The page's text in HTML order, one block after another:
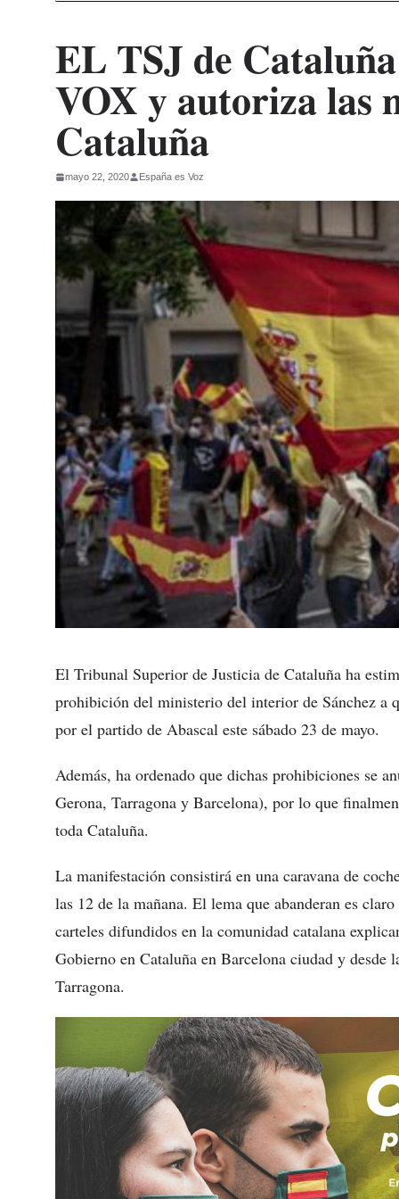
EL TSJ de
VOX y autoriza las
Cataluña
mayo 22, 2020 España es Voz
El Tribunal Superior de Justicia de Cataluña ha
prohibición del ministerio del interior de Sánchez a
por el partido de Abascal este sábado 23 de mayo.
Además, ha ordenado que dichas prohibiciones se
Gerona, Tarragona y Barcelona), por lo que
toda Cataluña.
La manifestación consistirá en una caravana de
las 12 de la mañana. El lema que abanderan es
carteles difundidos en la comunidad catalana
Gobierno en Cataluña en Barcelona ciudad y
Tarragona.